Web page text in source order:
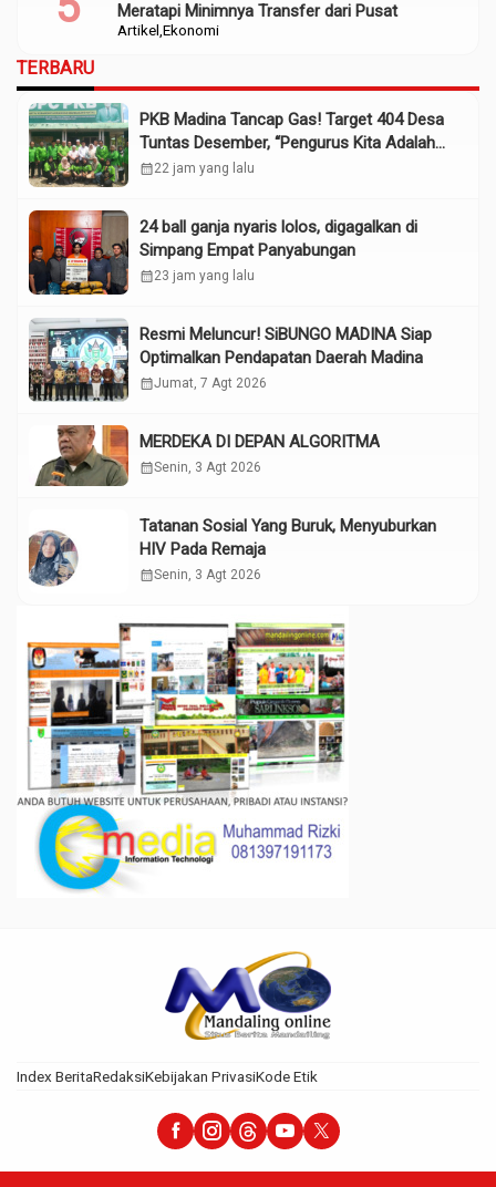
Artikel Ekonomi
Meratapi Minimnya Transfer dari Pusat
TERBARU
PKB Madina Tancap Gas! Target 404 Desa
Tuntas Desember, “Pengurus Kita Adalah
Tokoh”
calendar_month22 jam yang lalu
24 ball ganja nyaris lolos, digagalkan di
Simpang Empat Panyabungan
calendar_month23 jam yang lalu
Resmi Meluncur! SiBUNGO MADINA Siap
Optimalkan Pendapatan Daerah Madina
calendar_monthJumat, 7 Agt 2026
MERDEKA DI DEPAN ALGORITMA
calendar_monthSenin, 3 Agt 2026
Tatanan Sosial Yang Buruk, Menyuburkan
HIV Pada Remaja
calendar_monthSenin, 3 Agt 2026
Index BeritaRedaksiKebijakan PrivasiKode Etik